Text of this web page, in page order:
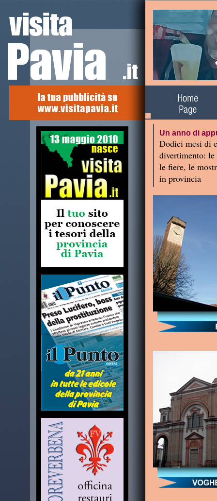
Un anno di
Dodici mesi di
divertimento: le
le fiere, le
in provincia